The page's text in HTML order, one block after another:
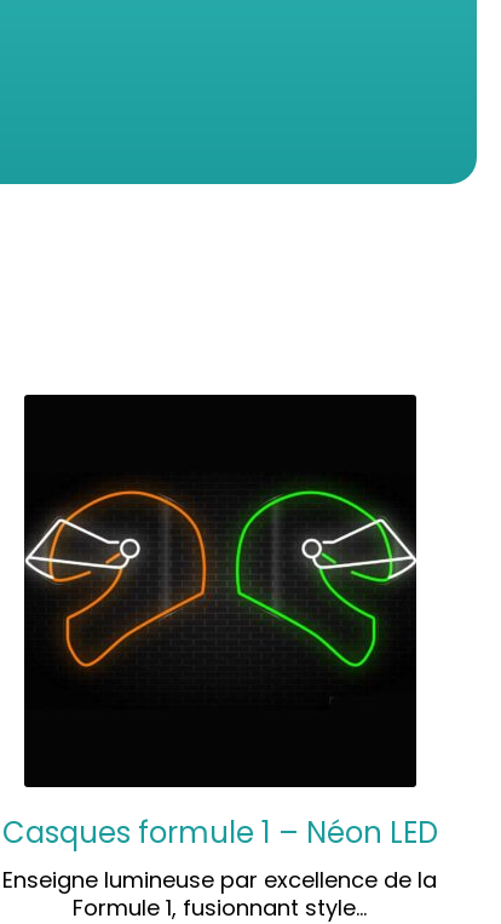
Casques formule 1 – Néon LED
Enseigne lumineuse par excellence de la
Formule 1, fusionnant style…